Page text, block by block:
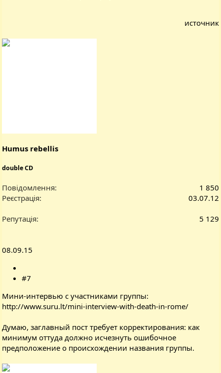
источник
Humus rebellis
double CD
Повідомлення
1 850
Реєстрація
03.07.12
Репутація 5 129
08.09.15
#7
Мини-интервью с участниками группы:
http://www.suru.lt/mini-interview-with-death-in-rome/
Думаю, заглавный пост требует корректирования: как
минимум оттуда должно исчезнуть ошибочное
предположение о происхождении названия группы.